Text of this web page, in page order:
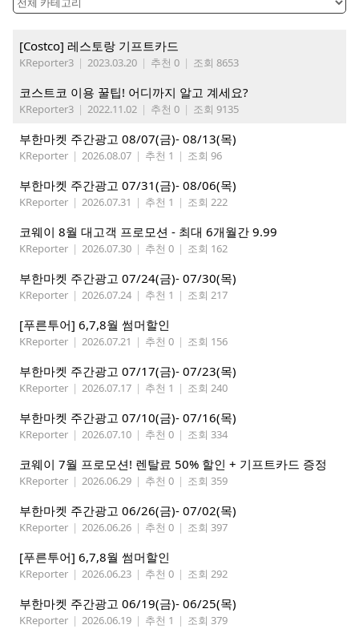
[Costco] 레스토랑 기프트카드
KReporter3 | 2023.03.20 | 추천 0 | 조회 8653
코스트코 이용 꿀팁! 어디까지 알고 계세요?
KReporter3 | 2022.11.02 | 추천 0 | 조회 9135
부한마켓 주간광고 08/07(금)- 08/13(목)
KReporter | 2026.08.07 | 추천 1 | 조회 96
부한마켓 주간광고 07/31(금)- 08/06(목)
KReporter | 2026.07.31 | 추천 1 | 조회 222
코웨이 8월 대고객 프로모션 - 최대 6개월간 9.99
KReporter | 2026.07.30 | 추천 0 | 조회 162
부한마켓 주간광고 07/24(금)- 07/30(목)
KReporter | 2026.07.24 | 추천 1 | 조회 217
[푸른투어] 6,7,8월 썸머할인
KReporter | 2026.07.21 | 추천 0 | 조회 156
부한마켓 주간광고 07/17(금)- 07/23(목)
KReporter | 2026.07.17 | 추천 1 | 조회 240
부한마켓 주간광고 07/10(금)- 07/16(목)
KReporter | 2026.07.10 | 추천 0 | 조회 334
코웨이 7월 프로모션! 렌탈료 50% 할인 + 기프트카드 증정
KReporter | 2026.06.29 | 추천 0 | 조회 359
부한마켓 주간광고 06/26(금)- 07/02(목)
KReporter | 2026.06.26 | 추천 0 | 조회 397
[푸른투어] 6,7,8월 썸머할인
KReporter | 2026.06.23 | 추천 0 | 조회 292
부한마켓 주간광고 06/19(금)- 06/25(목)
KReporter | 2026.06.19 | 추천 1 | 조회 379